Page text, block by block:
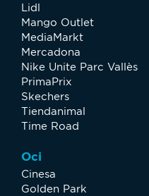
Lidl
Mango Outlet
MediaMarkt
Mercadona
Nike Unite Parc Vallès
PrimaPrix
Skechers
Tiendanimal
Time Road
Oci
Cinesa
Golden Park